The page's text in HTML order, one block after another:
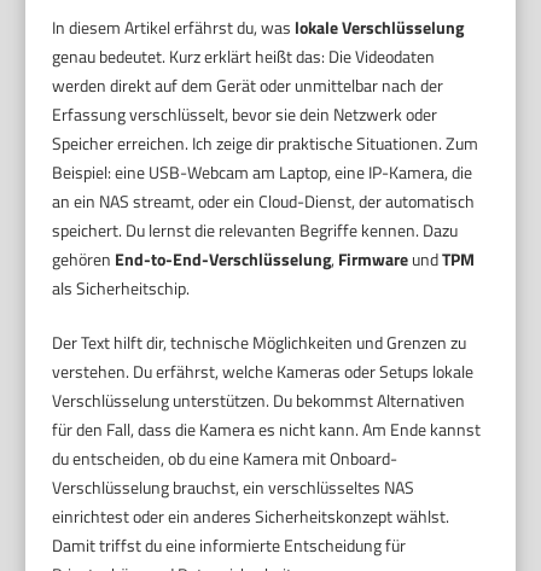
In diesem Artikel erfährst du, was lokale Verschlüsselung
genau bedeutet. Kurz erklärt heißt das: Die Videodaten
werden direkt auf dem Gerät oder unmittelbar nach der
Erfassung verschlüsselt, bevor sie dein Netzwerk oder
Speicher erreichen. Ich zeige dir praktische Situationen. Zum
Beispiel: eine USB-Webcam am Laptop, eine IP-Kamera, die
an ein NAS streamt, oder ein Cloud-Dienst, der automatisch
speichert. Du lernst die relevanten Begriffe kennen. Dazu
gehören End-to-End-Verschlüsselung, FirmwareundTPM
als Sicherheitschip.
Der Text hilft dir, technische Möglichkeiten und Grenzen zu
verstehen. Du erfährst, welche Kameras oder Setups lokale
Verschlüsselung unterstützen. Du bekommst Alternativen
für den Fall, dass die Kamera es nicht kann. Am Ende kannst
du entscheiden, ob du eine Kamera mit Onboard-
Verschlüsselung brauchst, ein verschlüsseltes NAS
einrichtest oder ein anderes Sicherheitskonzept wählst.
Damit triffst du eine informierte Entscheidung für